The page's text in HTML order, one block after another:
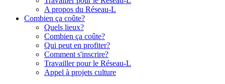
A propos du Réseau-L
Combien ça coûte?
Quels lieux?
Combien ça coûte?
Qui peut en profiter?
Comment s'inscrire?
Travailler pour le Réseau-L
Appel à projets culture